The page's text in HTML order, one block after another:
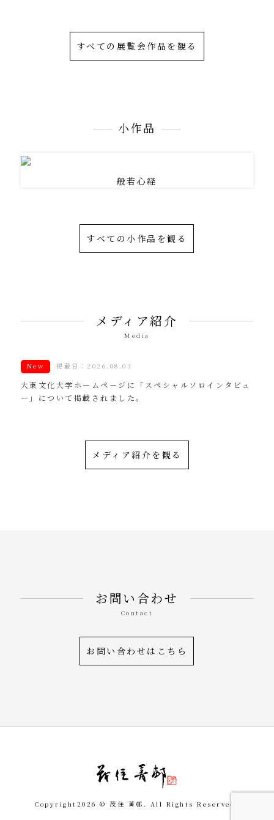
すべての展覧会作品を観る
小作品
般若心経
すべての小作品を観る
メディア紹介
Media
New 掲載日：2026.08.03
大東文化大学ホームページに「スペシャルソロインタビュ
ー」について掲載されました。
メディア紹介を観る
お問い合わせ
Contact
お問い合わせはこちら
Copyright 2026 © 茂住 菁邨. All Rights Reserved.